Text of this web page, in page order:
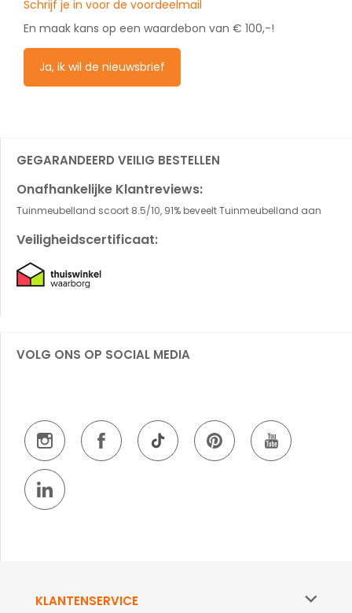
Schrijf je in voor de voordeelmail
En maak kans op een waardebon van € 100,-!
Ja, ik wil de nieuwsbrief
GEGARANDEERD VEILIG BESTELLEN
Onafhankelijke Klantreviews:
Tuinmeubelland scoort 8.5/10, 91% beveelt Tuinmeubelland aan
Veiligheidscertificaat:
VOLG ONS OP SOCIAL MEDIA
KLANTENSERVICE